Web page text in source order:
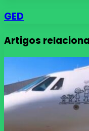
GED
Artigos